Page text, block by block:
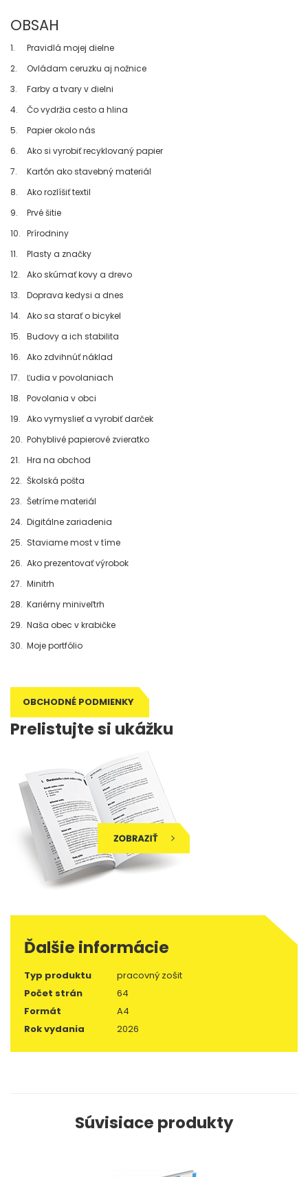
OBSAH
1.
Pravidlá mojej dielne
2.
Ovládam ceruzku aj nožnice
3.
Farby a tvary v dielni
4.
Čo vydržia cesto a hlina
5.
Papier okolo nás
6.
Ako si vyrobiť recyklovaný papier
7.
Kartón ako stavebný materiál
8.
Ako rozlíšiť textil
9.
Prvé šitie
10. Prírodniny
11.
Plasty a značky
12.
Ako skúmať kovy a drevo
13.
Doprava kedysi a dnes
14. Ako sa starať o bicykel
15. Budovy a ich stabilita
16. Ako zdvihnúť náklad
17.
Ľudia v povolaniach
18. Povolania v obci
19. Ako vymyslieť a vyrobiť darček
20. Pohyblivé papierové zvieratko
21.
Hra na obchod
22. Školská pošta
23. Šetríme materiál
24. Digitálne zariadenia
25. Staviame most v tíme
26. Ako prezentovať výrobok
27. Minitrh
28. Kariérny miniveľtrh
29. Naša obec v krabičke
30. Moje portfólio
OBCHODNÉ PODMIENKY
Prelistujte si ukážku
Ďalšie informácie
Typ produktu
pracovný zošit
Počet strán
64
Formát
A4
Rok vydania
2026
Súvisiace produkty